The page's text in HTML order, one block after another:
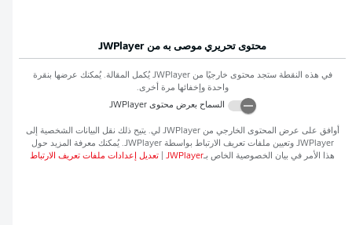
محتوى تحريري موصى به من JWPlayer
في هذه النقطة ستجد محتوى خارجيًا منJWPlayer يُكمل المقالة. يُمكنك عرضها بنقرة
واحدة وإخفائها مرة أخرى.
السماح بعرض محتوىJWPlayer
أوافق على عرض المحتوى الخارجي منJWPlayer لي. يتيح ذلك نقل البيانات الشخصية إلى
JWPlayer وتعيين ملفات تعريف الارتباط بواسطةJWPlayer. يُمكنك معرفة المزيد حول
هذا الأمر في بيان الخصوصية الخاص بـJWPlayer تعديل إعدادات ملفات تعريف الارتباط